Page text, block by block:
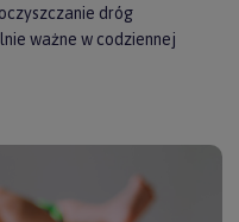
dróg
ważne w codziennej
realizację tego
wydzielinę.